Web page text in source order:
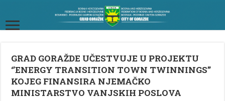
GRAD GORAŽDE UČESTVUJE U PROJEKTU
‘’ENERGY TRANSITION TOWN TWINNINGS’’
KOJEG FINANSIRA NJEMAČKO
MINISTARSTVO VANJSKIH POSLOVA